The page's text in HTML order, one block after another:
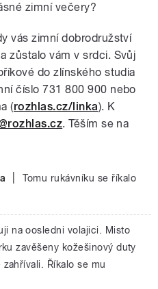
zimní večery?
vás zimní dobrodružství
zůstalo vám v srdci. Svůj
do zlínského studia
číslo 731 800 900 nebo
(rozhlas.cz/linka). K
. Těším se na
Tomu rukávníku se říkalo
na oosledni volajici. Misto
zavěšeny kožešinový duty
Říkalo se mu